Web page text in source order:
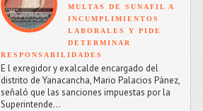
MULTAS DE SUNAFIL A
INCUMPLIMIENTOS
LABORALES Y PIDE
DETERMINAR
RESPONSABILIDADES
E l exregidor y exalcalde encargado del
distrito de Yanacancha, Mario Palacios Pánez,
señaló que las sanciones impuestas por la
Superintende...